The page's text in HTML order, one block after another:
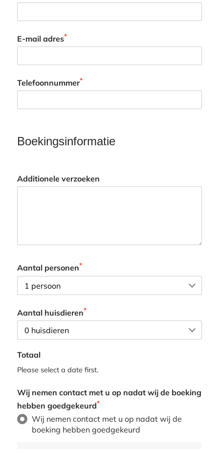
E-mail adres*
Telefoonnummer*
Boekingsinformatie
Additionele verzoeken
Aantal personen*
Aantal huisdieren*
Totaal
Please select a date first.
Wij nemen contact met u op nadat wij de boeking
hebben goedgekeurd*
Wij nemen contact met u op nadat wij de
boeking hebben goedgekeurd